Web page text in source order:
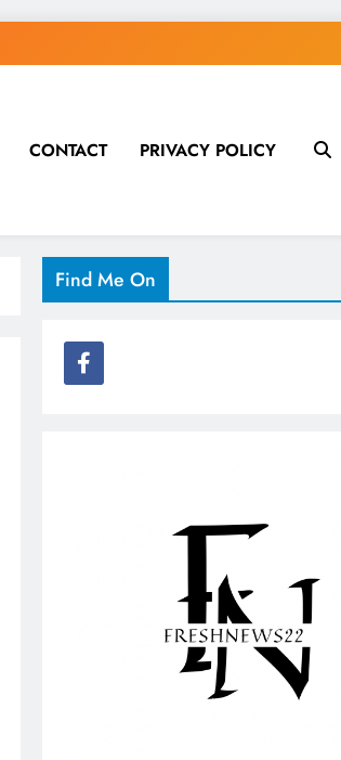
CONTACT PRIVACY POLICY
Find Me On